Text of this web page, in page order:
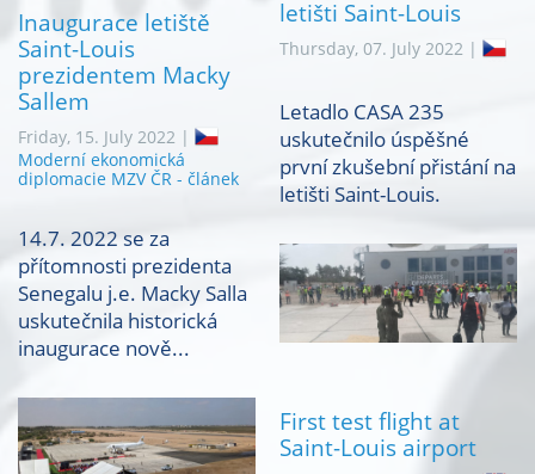
Inaugurace letiště
Saint-Louis
prezidentem Macky
Sallem
Friday, 15. July 2022 |
Moderní ekonomická
diplomacie MZV ČR - článek
14.7. 2022 se za
přítomnosti prezidenta
Senegalu j.e. Macky Salla
uskutečnila historická
inaugurace nově...
letišti Saint-Louis
Thursday, 07. July 2022 |
Letadlo CASA 235
uskutečnilo úspěšné
první zkušební přistání na
letišti Saint-Louis.
First test flight at
Saint-Louis airport